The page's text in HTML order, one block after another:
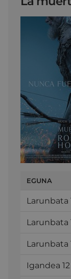
EGUNA
Larunbata
Larunbata
Larunbata
Igandea 12